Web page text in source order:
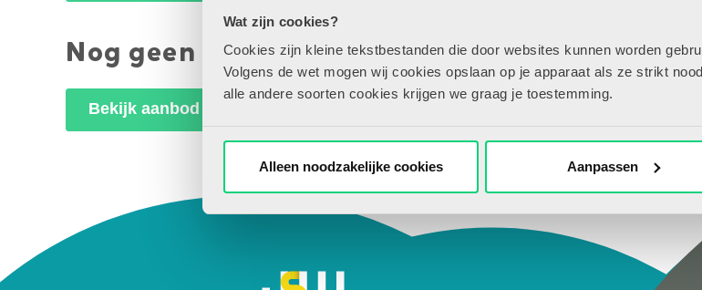
Wat zijn cookies?
Cookies zijn kleine tekstbestanden die door websites kunnen worden
Volgens de wet mogen wij cookies opslaan op je apparaat als ze strikt
alle andere soorten cookies krijgen we graag je toestemming.
Alleen noodzakelijke cookies Aanpassen
Nog geen abonnee?
Bekijk aanbod